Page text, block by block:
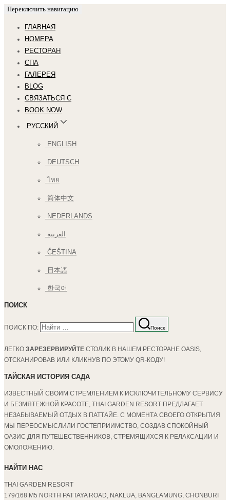
Переключить навигацию
ГЛАВНАЯ
НОМЕРА
РЕСТОРАН
СПА
ГАЛЕРЕЯ
BLOG
СВЯЗАТЬСЯ С
BOOK NOW
РУССКИЙ
ENGLISH
DEUTSCH
ไทย
简体中文
NEDERLANDS
العربية
ČEŠTINA
日本語
한국어
ПОИСК
ПОИСК ПО: Поиск
ЛЕГКО ЗАРЕЗЕРВИРУЙТЕ СТОЛИК В НАШЕМ РЕСТОРАНЕ OASIS,
ОТСКАНИРОВАВ ИЛИ КЛИКНУВ ПО ЭТОМУ QR-КОДУ!
ТАЙСКАЯ ИСТОРИЯ САДА
ИЗВЕСТНЫЙ СВОИМ СТРЕМЛЕНИЕМ К ИСКЛЮЧИТЕЛЬНОМУ СЕРВИСУ
И БЕЗМЯТЕЖНОЙ КРАСОТЕ, THAI GARDEN RESORT ПРЕДЛАГАЕТ
НЕЗАБЫВАЕМЫЙ ОТДЫХ В ПАТТАЙЕ. С МОМЕНТА СВОЕГО ОТКРЫТИЯ
МЫ ПЕРЕОСМЫСЛИЛИ ГОСТЕПРИИМСТВО, СОЗДАВ СПОКОЙНЫЙ
ОАЗИС ДЛЯ ПУТЕШЕСТВЕННИКОВ, СТРЕМЯЩИХСЯ К РЕЛАКСАЦИИ И
ОМОЛОЖЕНИЮ.
НАЙТИ НАС
THAI GARDEN RESORT
179/168 M5 NORTH PATTAYA ROAD, NAKLUA, BANGLAMUNG, CHONBURI